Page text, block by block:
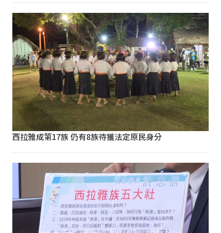
西拉雅成第17族 仍有8族待獲法定原民身分